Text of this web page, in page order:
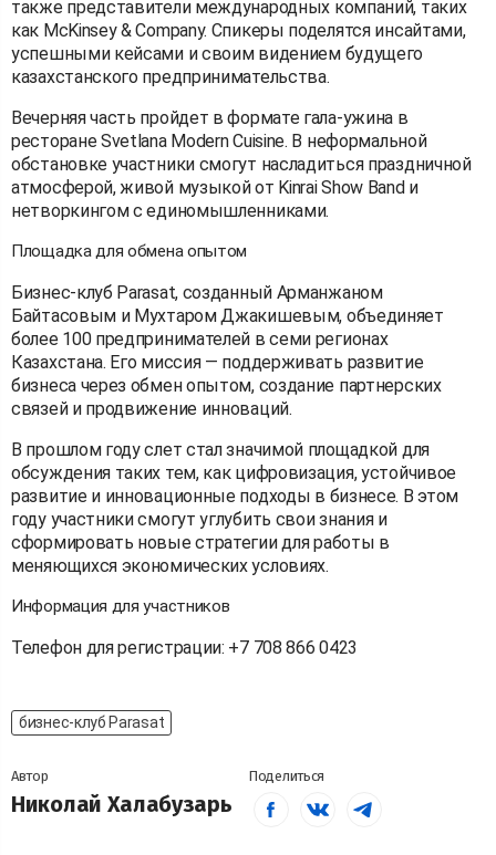
также представители международных компаний, таких
как McKinsey & Company. Спикеры поделятся инсайтами,
успешными кейсами и своим видением будущего
казахстанского предпринимательства.
Вечерняя часть пройдет в формате гала-ужина в
ресторане Svetlana Modern Cuisine. В неформальной
обстановке участники смогут насладиться праздничной
атмосферой, живой музыкой от Kinrai Show Band и
нетворкингом с единомышленниками.
Площадка для обмена опытом
Бизнес-клуб Parasat, созданный Арманжаном
Байтасовым и Мухтаром Джакишевым, объединяет
более 100 предпринимателей в семи регионах
Казахстана. Его миссия — поддерживать развитие
бизнеса через обмен опытом, создание партнерских
связей и продвижение инноваций.
В прошлом году слет стал значимой площадкой для
обсуждения таких тем, как цифровизация, устойчивое
развитие и инновационные подходы в бизнесе. В этом
году участники смогут углубить свои знания и
сформировать новые стратегии для работы в
меняющихся экономических условиях.
Информация для участников
Телефон для регистрации: +7 708 866 0423
бизнес-клуб Parasat
Автор
Николай Халабузарь
Поделиться